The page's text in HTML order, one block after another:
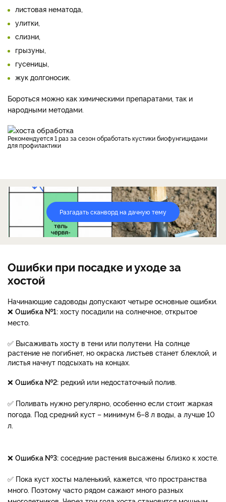
листовая нематода,
улитки,
слизни,
грызуны,
гусеницы,
жук долгоносик.
Бороться можно как химическими препаратами, так и
народными методами.
Рекомендуется 1 раз за сезон обработать кустики биофунгицидами
для профилактики
Разгадать сканворд на дачную тему
Ошибки при посадке и уходе за
хостой
Начинающие садоводы допускают четыре основные ошибки.
❌ Ошибка №1: хосту посадили на солнечное, открытое
место.
✅ Высаживать хосту в тени или полутени. На солнце
растение не погибнет, но окраска листьев станет блеклой, и
листья начнут подсыхать на концах.
❌ Ошибка №2: редкий или недостаточный полив.
✅ Поливать нужно регулярно, особенно если стоит жаркая
погода. Под средний куст – минимум 6–8 л воды, а лучше 10
л.
❌ Ошибка №3: соседние растения высажены близко к хосте.
✅ Пока куст хосты маленький, кажется, что пространства
много. Поэтому часто рядом сажают много разных